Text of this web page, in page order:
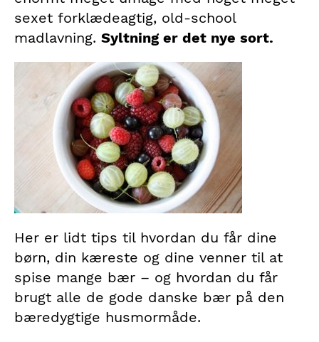
sexet forklædeagtig, old-school
madlavning. Syltning er det nye sort.
Her er lidt tips til hvordan du får dine
børn, din kæreste og dine venner til at
spise mange bær – og hvordan du får
brugt alle de gode danske bær på den
bæredygtige husmormåde.